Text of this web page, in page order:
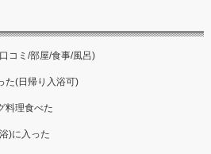
コミ/部屋/食事/風呂)
た(日帰り入浴可)
料理食べた
)に入った